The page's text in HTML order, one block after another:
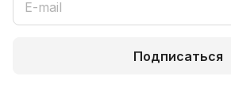
Подписаться